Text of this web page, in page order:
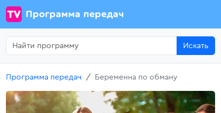
Программа передач
Искать
Программа передач Беременна по обману